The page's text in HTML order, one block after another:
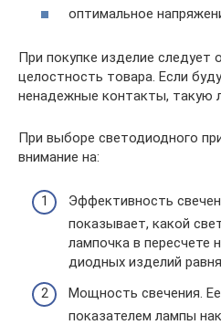
оптимальное
При покупке изделие следует
целостность товара. Если
ненадежные контакты, такую
При выборе светодиодного
внимание на:
Эффективность
показывает, какой
лампочка в пересчете
диодных изделий
Мощность свечения.
показателем лампы